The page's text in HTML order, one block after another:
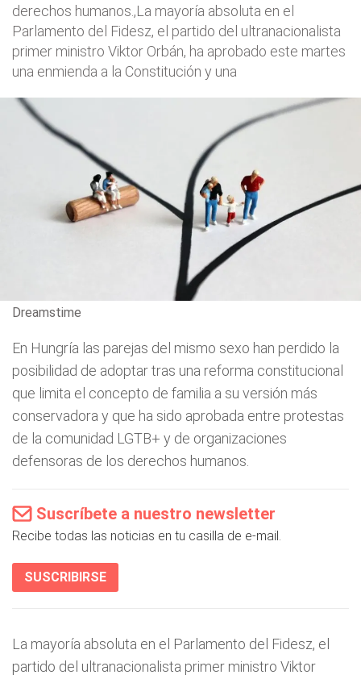
derechos humanos.,La mayoría absoluta en el
Parlamento del Fidesz, el partido del ultranacionalista
primer ministro Viktor Orbán, ha aprobado este martes
una enmienda a la Constitución y una
Dreamstime
En Hungría las parejas del mismo sexo han perdido la
posibilidad de adoptar tras una reforma constitucional
que limita el concepto de familia a su versión más
conservadora y que ha sido aprobada entre protestas
de la comunidad LGTB+ y de organizaciones
defensoras de los derechos humanos.
Suscríbete a nuestro newsletter
Recibe todas las noticias en tu casilla de e-mail.
SUSCRIBIRSE
La mayoría absoluta en el Parlamento del Fidesz, el
partido del ultranacionalista primer ministro Viktor